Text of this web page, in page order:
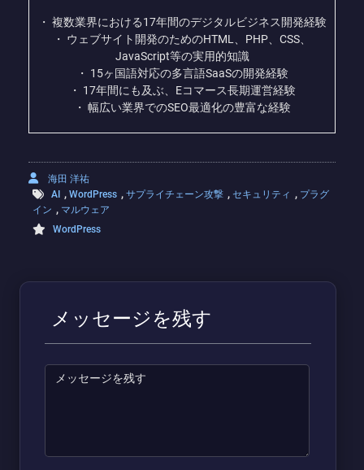
・ 複数業界における17年間のデジタルビジネス開発経験
・ ウェブサイト開発のためのHTML、PHP、CSS、
JavaScript等の実用的知識
・ 15ヶ国語対応の多言語SaaSの開発経験
・ 17年間にも及ぶ、Eコマース長期運営経験
・ 幅広い業界でのSEO最適化の豊富な経験
海田 洋祐
AI
, WordPress , サプライチェーン攻撃 , セキュリティ , プラグ
イン , マルウェア
WordPress
メッセージを残す